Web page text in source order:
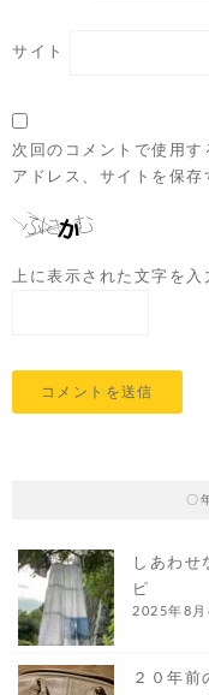
サイト
次回のコメントで使用
アドレス、サイトを保存
上に表示された文字を入
〇
しあわせ
ピ
2025年8月
２０年前